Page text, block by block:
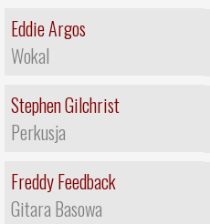
Eddie Argos
Wokal
Stephen Gilchrist
Perkusja
Freddy Feedback
Gitara Basowa